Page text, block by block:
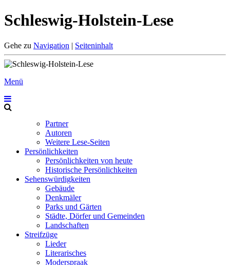
Schleswig-Holstein-Lese
Gehe zu Navigation | Seiteninhalt
Menü
Partner
Autoren
Weitere Lese-Seiten
Persönlichkeiten
Persönlichkeiten von heute
Historische Persönlichkeiten
Sehenswürdigkeiten
Gebäude
Denkmäler
Parks und Gärten
Städte, Dörfer und Gemeinden
Landschaften
Streifzüge
Lieder
Literarisches
Moderspraak